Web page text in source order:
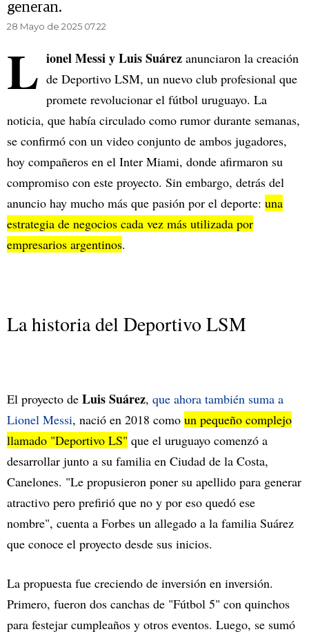
generan.
28 Mayo de 2025 07.22
L ionel Messi y Luis Suárez anunciaron la creación
de Deportivo LSM, un nuevo club profesional que
promete revolucionar el fútbol uruguayo. La
noticia, que había circulado como rumor durante semanas,
se confirmó con un video conjunto de ambos jugadores,
hoy compañeros en el Inter Miami, donde afirmaron su
compromiso con este proyecto. Sin embargo, detrás del
anuncio hay mucho más que pasión por el deporte: una
estrategia de negocios cada vez más utilizada por
empresarios argentinos.
La historia del Deportivo LSM
El proyecto de Luis Suárez, que ahora también suma a
Lionel Messi, nació en 2018 como un pequeño complejo
llamado "Deportivo LS" que el uruguayo comenzó a
desarrollar junto a su familia en Ciudad de la Costa,
Canelones. "Le propusieron poner su apellido para generar
atractivo pero prefirió que no y por eso quedó ese
nombre", cuenta a Forbes un allegado a la familia Suárez
que conoce el proyecto desde sus inicios.
La propuesta fue creciendo de inversión en inversión.
Primero, fueron dos canchas de "Fútbol 5" con quinchos
para festejar cumpleaños y otros eventos. Luego, se sumó